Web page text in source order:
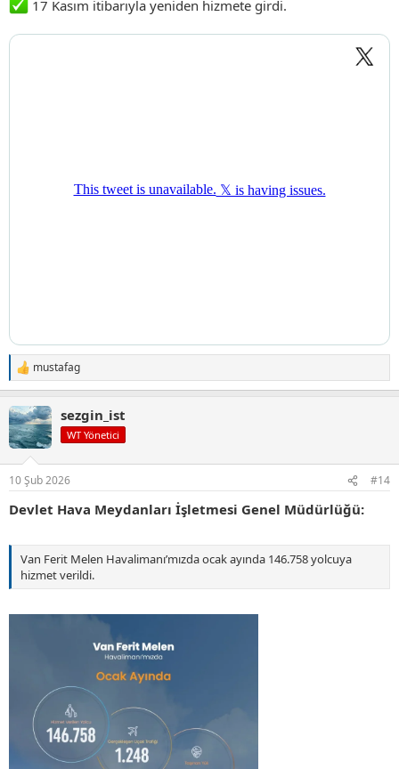
17 Kasım itibarıyla yeniden hizmete girdi.
T
e
k
i
l
:
mustafag
sezgin_ist
WT Yönetici
10 Şub 2026 #14
Devlet Hava Meydanları İşletmesi Genel Müdürlüğü:
Van Ferit Melen Havalimanı’mızda ocak ayında 146.758 yolcuya
hizmet verildi.